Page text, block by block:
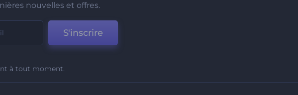
nouvelles et offres.
S'inscrire
à tout moment.